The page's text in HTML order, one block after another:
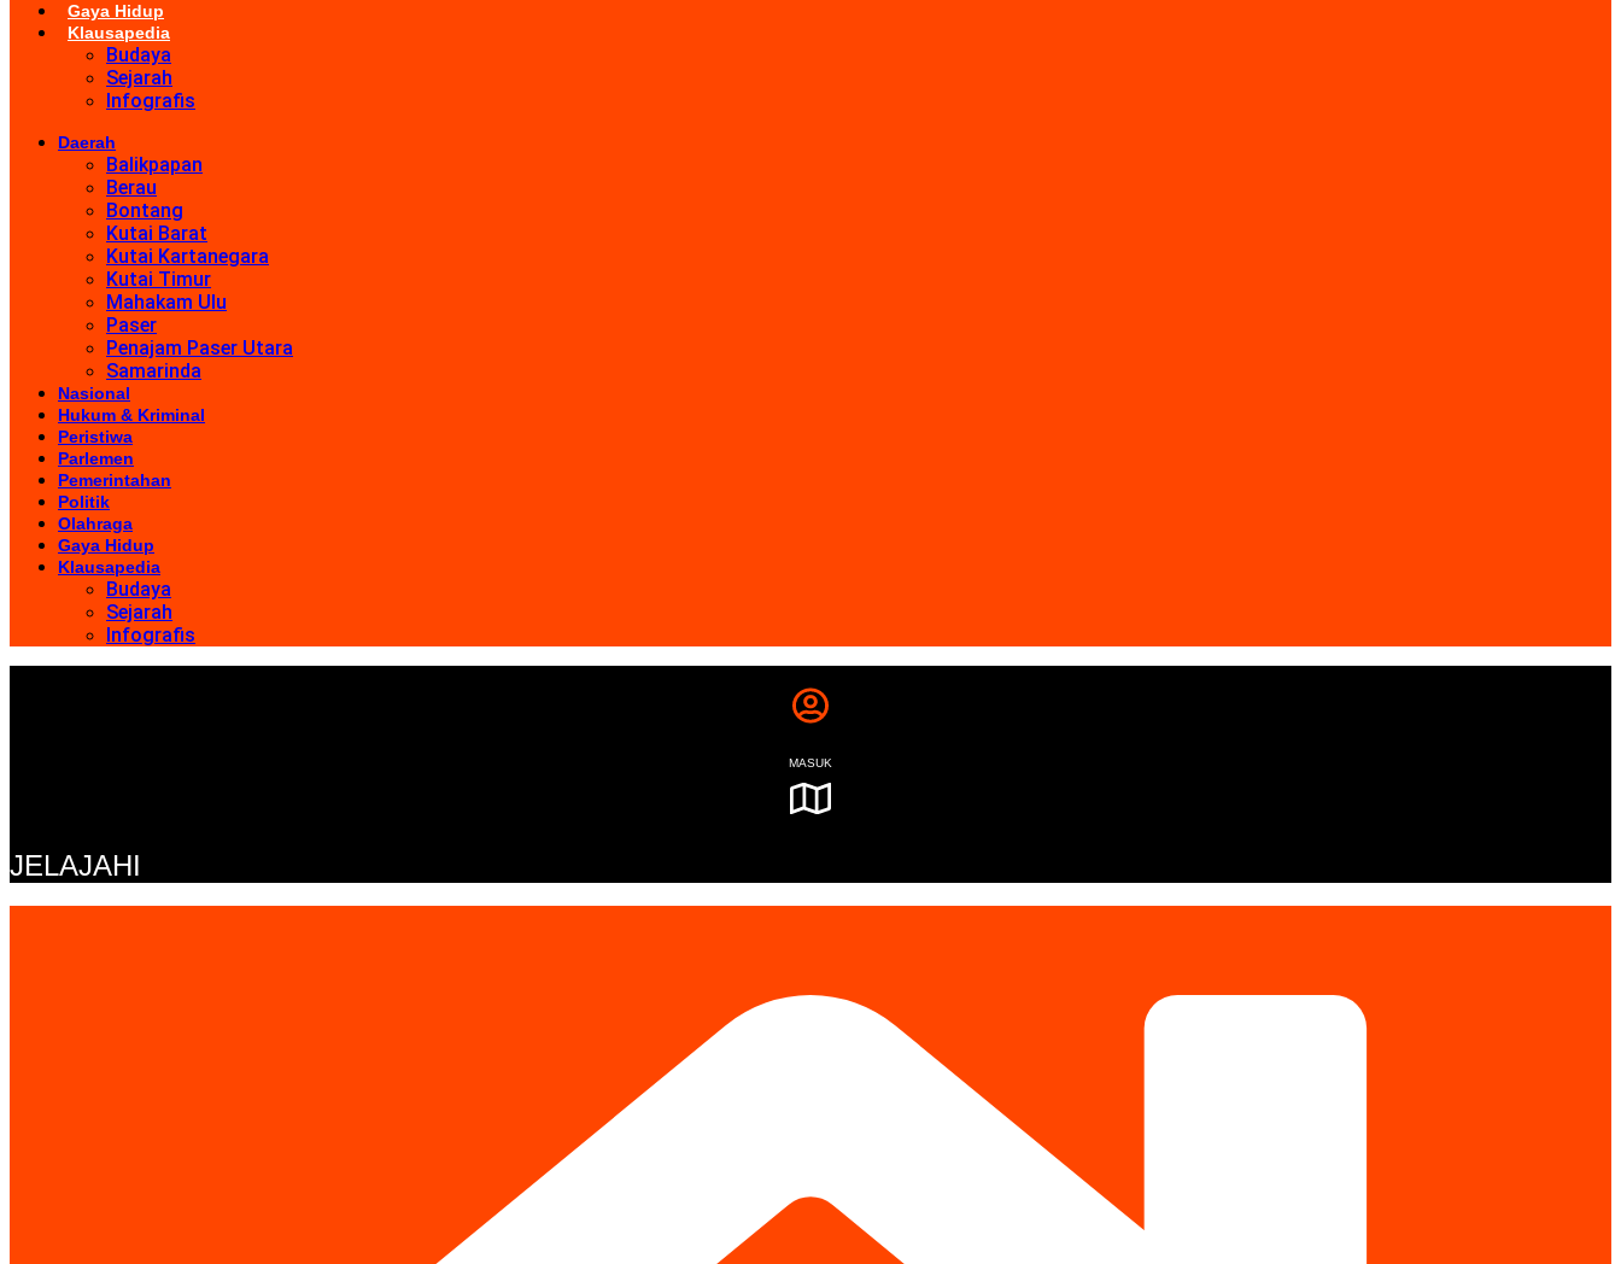
Gaya Hidup
Klausapedia
Budaya
Sejarah
Infografis
Daerah
Balikpapan
Berau
Bontang
Kutai Barat
Kutai Kartanegara
Kutai Timur
Mahakam Ulu
Paser
Penajam Paser Utara
Samarinda
Nasional
Hukum & Kriminal
Peristiwa
Parlemen
Pemerintahan
Politik
Olahraga
Gaya Hidup
Klausapedia
Budaya
Sejarah
Infografis
MASUK
JELAJAHI